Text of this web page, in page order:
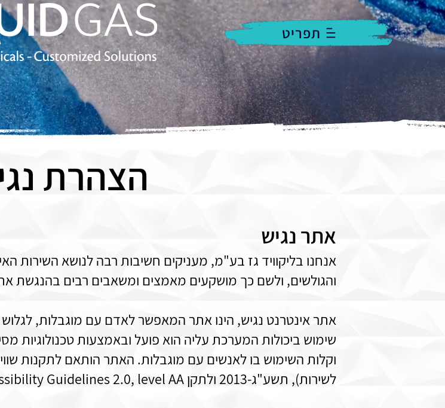
תפריט
הצהרת
אתר נגיש
אנחנו בליקוויד גז בע"מ, מעניקים חשיבות רבה לנושא השירות
והגולשים, ולשם כך מושקעים מאמצים ומשאבים רבים בהנגשת
אתר אינטרנט נגיש, הינו אתר המאפשר לאדם עם מוגבלות,
שימוש ביכולות המערכת עליה הוא פועל ובאמצעות טכנולוגיות
וקלות השימוש בו לאנשים עם מוגבלות. האתר הותאם לתקנות
לשירות), תשע"ג-2013 ולתקן W3C's Web Content Accessibility Guidelines 2.0, level AA.